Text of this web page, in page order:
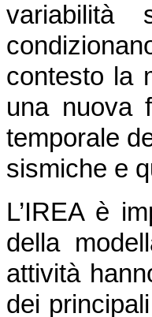
variabilità
contesto la
una nuova
temporale
sismiche e
L’IREA è
della
attività
dei